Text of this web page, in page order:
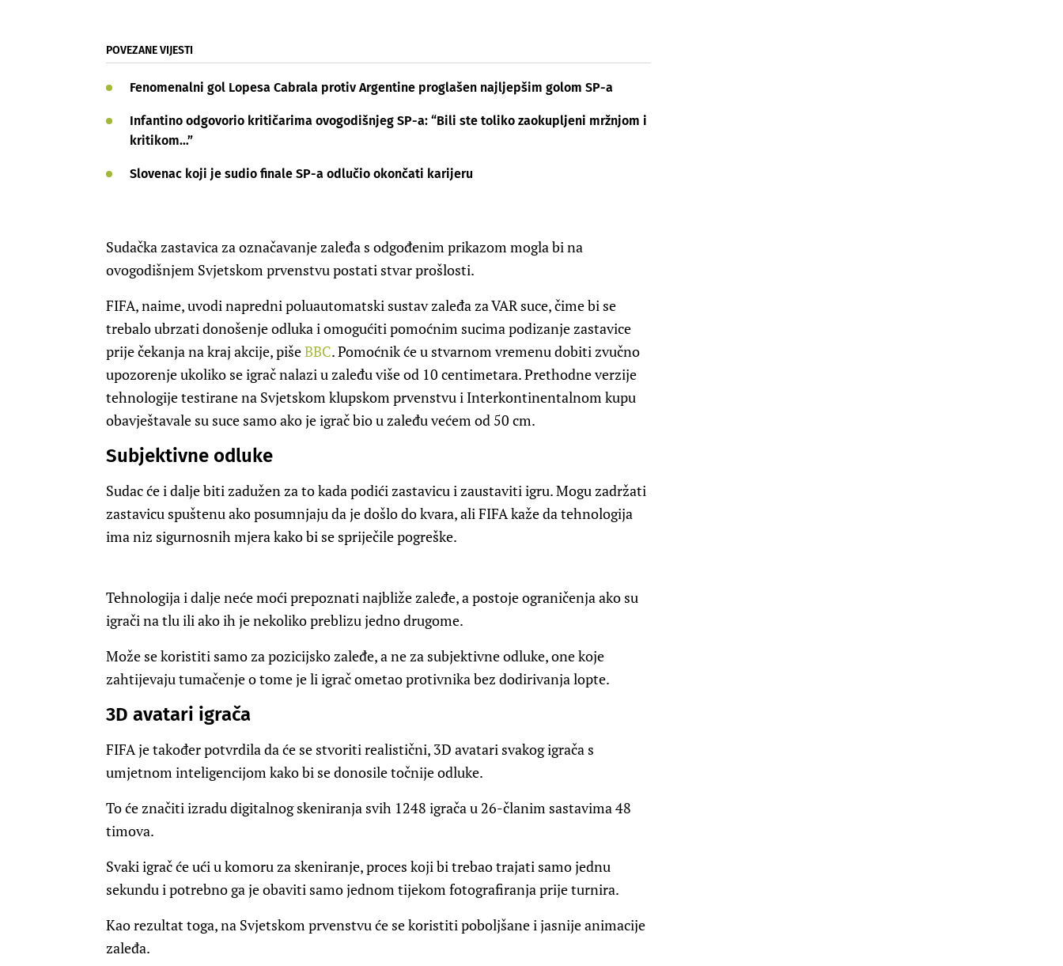
POVEZANE VIJESTI
Fenomenalni gol Lopesa Cabrala protiv Argentine proglašen najljepšim golom SP-a
Infantino odgovorio kritičarima ovogodišnjeg SP-a: “Bili ste toliko zaokupljeni mržnjom i
kritikom…”
Slovenac koji je sudio finale SP-a odlučio okončati karijeru
Sudačka zastavica za označavanje zaleđa s odgođenim prikazom mogla bi na
ovogodišnjem Svjetskom prvenstvu postati stvar prošlosti.
FIFA, naime, uvodi napredni poluautomatski sustav zaleđa za VAR suce, čime bi se
trebalo ubrzati donošenje odluka i omogućiti pomoćnim sucima podizanje zastavice
prije čekanja na kraj akcije, pišeBBC. Pomoćnik će u stvarnom vremenu dobiti zvučno
upozorenje ukoliko se igrač nalazi u zaleđu više od 10 centimetara. Prethodne verzije
tehnologije testirane na Svjetskom klupskom prvenstvu i Interkontinentalnom kupu
obavještavale su suce samo ako je igrač bio u zaleđu većem od 50 cm.
Subjektivne odluke
Sudac će i dalje biti zadužen za to kada podići zastavicu i zaustaviti igru. Mogu zadržati
zastavicu spuštenu ako posumnjaju da je došlo do kvara, ali FIFA kaže da tehnologija
ima niz sigurnosnih mjera kako bi se spriječile pogreške.
Tehnologija i dalje neće moći prepoznati najbliže zaleđe, a postoje ograničenja ako su
igrači na tlu ili ako ih je nekoliko preblizu jedno drugome.
Može se koristiti samo za pozicijsko zaleđe, a ne za subjektivne odluke, one koje
zahtijevaju tumačenje o tome je li igrač ometao protivnika bez dodirivanja lopte.
3D avatari igrača
FIFA je također potvrdila da će se stvoriti realistični, 3D avatari svakog igrača s
umjetnom inteligencijom kako bi se donosile točnije odluke.
To će značiti izradu digitalnog skeniranja svih 1248 igrača u 26-članim sastavima 48
timova.
Svaki igrač će ući u komoru za skeniranje, proces koji bi trebao trajati samo jednu
sekundu i potrebno ga je obaviti samo jednom tijekom fotografiranja prije turnira.
Kao rezultat toga, na Svjetskom prvenstvu će se koristiti poboljšane i jasnije animacije
zaleđa.